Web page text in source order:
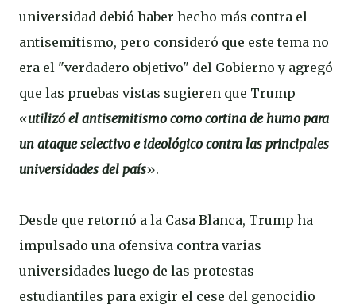
universidad debió haber hecho más contra el
antisemitismo, pero consideró que este tema no
era el "verdadero objetivo" del Gobierno y agregó
que las pruebas vistas sugieren que Trump
«utilizó el antisemitismo como cortina de humo para
un ataque selectivo e ideológico contra las principales
universidades del país».
Desde que retornó a la Casa Blanca, Trump ha
impulsado una ofensiva contra varias
universidades luego de las protestas
estudiantiles para exigir el cese del genocidio